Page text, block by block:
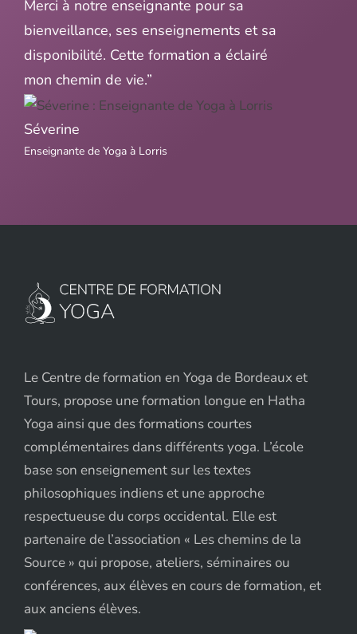
Merci à notre enseignante pour sa
bienveillance, ses enseignements et sa
disponibilité. Cette formation a éclairé
mon chemin de vie.”
Séverine
Enseignante de Yoga à Lorris
Le Centre de formation en Yoga de Bordeaux et
Tours, propose une formation longue en Hatha
Yoga ainsi que des formations courtes
complémentaires dans différents yoga. L’école
base son enseignement sur les textes
philosophiques indiens et une approche
respectueuse du corps occidental. Elle est
partenaire de l’association « Les chemins de la
Source » qui propose, ateliers, séminaires ou
conférences, aux élèves en cours de formation, et
aux anciens élèves.